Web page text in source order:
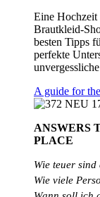
Eine Hochzeit
Brautkleid-
besten Tipps
perfekte
A guide for
ANSWERS
PLACE
Wie teuer
Wie viele